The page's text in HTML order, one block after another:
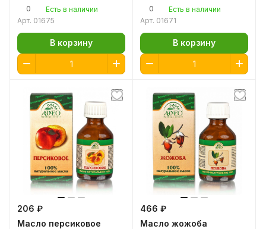
0
Есть в наличии
Арт. 01675
В корзину
0
Есть в наличии
Арт. 01671
В корзину
206 ₽
Масло персиковое
466 ₽
Масло жожоба